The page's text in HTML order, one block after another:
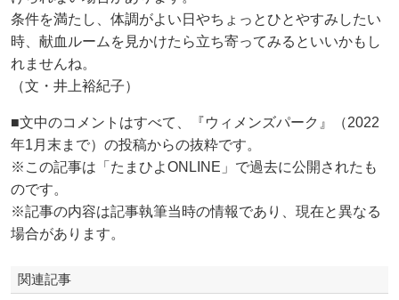
条件を満たし、体調がよい日やちょっとひとやすみしたい
時、献血ルームを見かけたら立ち寄ってみるといいかもし
れませんね。
（文・井上裕紀子）
■文中のコメントはすべて、『ウィメンズパーク』（2022
年1月末まで）の投稿からの抜粋です。
※この記事は「たまひよONLINE」で過去に公開されたも
のです。
※記事の内容は記事執筆当時の情報であり、現在と異なる
場合があります。
関連記事